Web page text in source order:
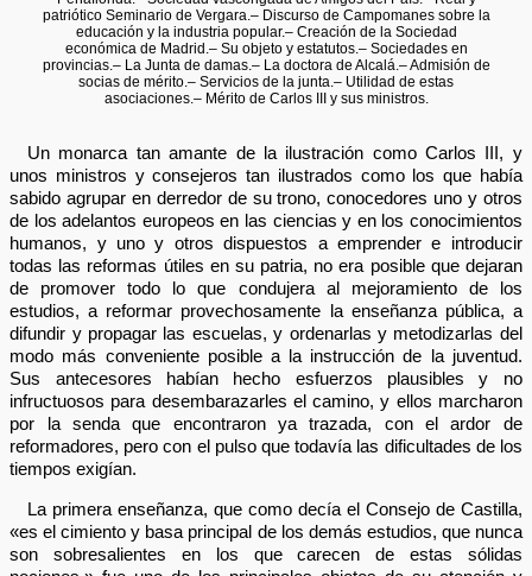
patriótico Seminario de Vergara.– Discurso de Campomanes sobre la
educación y la industria popular.– Creación de la Sociedad
económica de Madrid.– Su objeto y estatutos.– Sociedades en
provincias.– La Junta de damas.– La doctora de Alcalá.– Admisión de
socias de mérito.– Servicios de la junta.– Utilidad de estas
asociaciones.– Mérito de Carlos III y sus ministros.
Un monarca tan amante de la ilustración como Carlos III, y
unos ministros y consejeros tan ilustrados como los que había
sabido agrupar en derredor de su trono, conocedores uno y otros
de los adelantos europeos en las ciencias y en los conocimientos
humanos, y uno y otros dispuestos a emprender e introducir
todas las reformas útiles en su patria, no era posible que dejaran
de promover todo lo que condujera al mejoramiento de los
estudios, a reformar provechosamente la enseñanza pública, a
difundir y propagar las escuelas, y ordenarlas y metodizarlas del
modo más conveniente posible a la instrucción de la juventud.
Sus antecesores habían hecho esfuerzos plausibles y no
infructuosos para desembarazarles el camino, y ellos marcharon
por la senda que encontraron ya trazada, con el ardor de
reformadores, pero con el pulso que todavía las dificultades de los
tiempos exigían.
La primera enseñanza, que como decía el Consejo de Castilla,
«es el cimiento y basa principal de los demás estudios, que nunca
son sobresalientes en los que carecen de estas sólidas